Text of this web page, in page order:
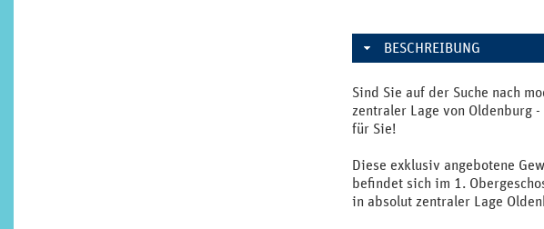
BESCHREIBUNG
Sind Sie auf der Suche nach
zentraler Lage von Oldenburg
für Sie!
Diese exklusiv angebotene
befindet sich im 1.
in absolut zentraler Lage